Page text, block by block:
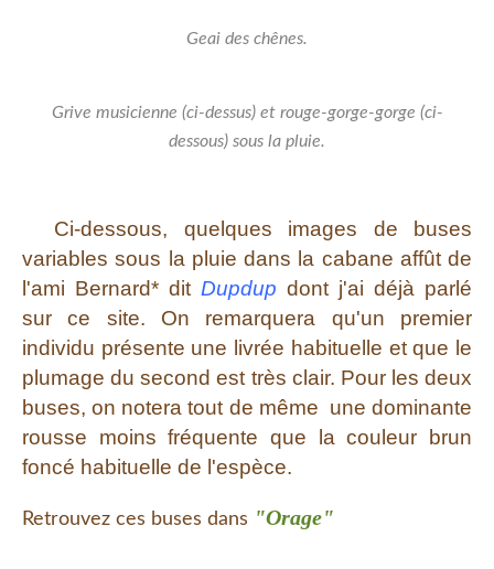
Geai des chênes.
Grive musicienne (ci-dessus) et rouge-gorge-gorge (ci-
dessous) sous la pluie.
Ci-dessous, quelques images de buses
variables sous la pluie dans la cabane affût de
l'ami Bernard* dit Dupdup dont j'ai déjà parlé
sur ce site. On remarquera qu'un premier
individu présente une livrée habituelle et que le
plumage du second est très clair. Pour les deux
buses, on notera tout de même une dominante
rousse moins fréquente que la couleur brun
foncé habituelle de l'espèce.
Retrouvez ces buses dans "Orage"